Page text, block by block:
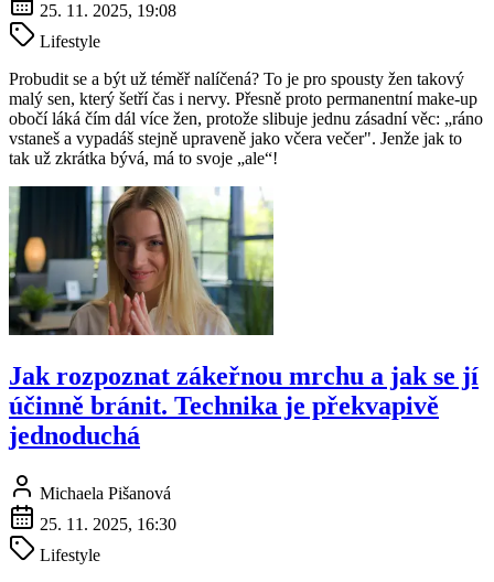
25. 11. 2025, 19:08
Lifestyle
Probudit se a být už téměř nalíčená? To je pro spousty žen takový
malý sen, který šetří čas i nervy. Přesně proto permanentní make-up
obočí láká čím dál více žen, protože slibuje jednu zásadní věc: „ráno
vstaneš a vypadáš stejně upraveně jako včera večer". Jenže jak to
tak už zkrátka bývá, má to svoje „ale“!
Jak rozpoznat zákeřnou mrchu a jak se jí
účinně bránit. Technika je překvapivě
jednoduchá
Michaela Pišanová
25. 11. 2025, 16:30
Lifestyle